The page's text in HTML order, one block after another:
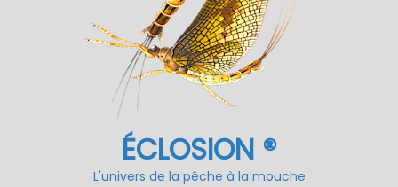
ÉCLOSION ®
L'univers de la pêche à la mouche